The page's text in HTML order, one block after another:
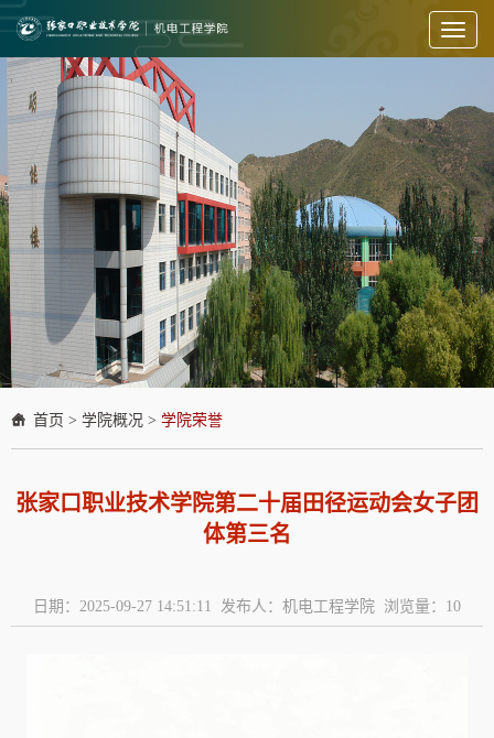
Toggle
首页 > 学院概况 > 学院荣誉
张家口职业技术学院第二十届田径运动会女子团
体第三名
日期：2025-09-27 14:51:11 发布人：机电工程学院 浏览量： 10